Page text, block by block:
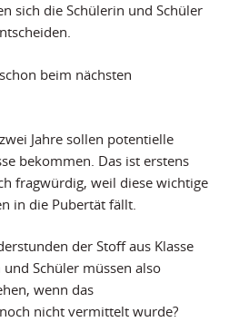
sich die Schülerin und Schüler
beim nächsten
Jahre sollen potentielle
bekommen. Das ist erstens
fragwürdig, weil diese wichtige
in die Pubertät fällt.
der Stoff aus Klasse
Schüler müssen also
wenn das
nicht vermittelt wurde?